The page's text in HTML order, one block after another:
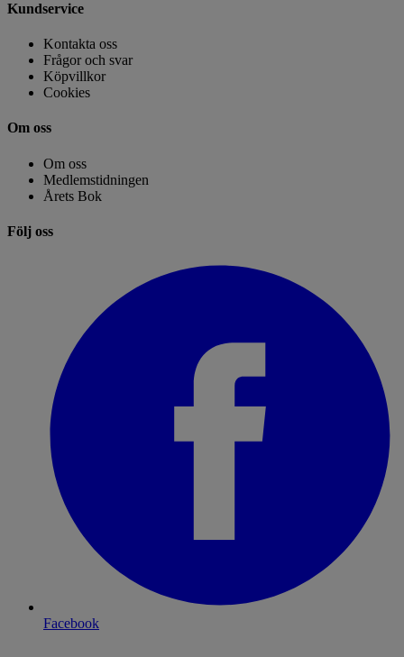
Kundservice
Kontakta oss
Frågor och svar
Köpvillkor
Cookies
Om oss
Om oss
Medlemstidningen
Årets Bok
Följ oss
Facebook